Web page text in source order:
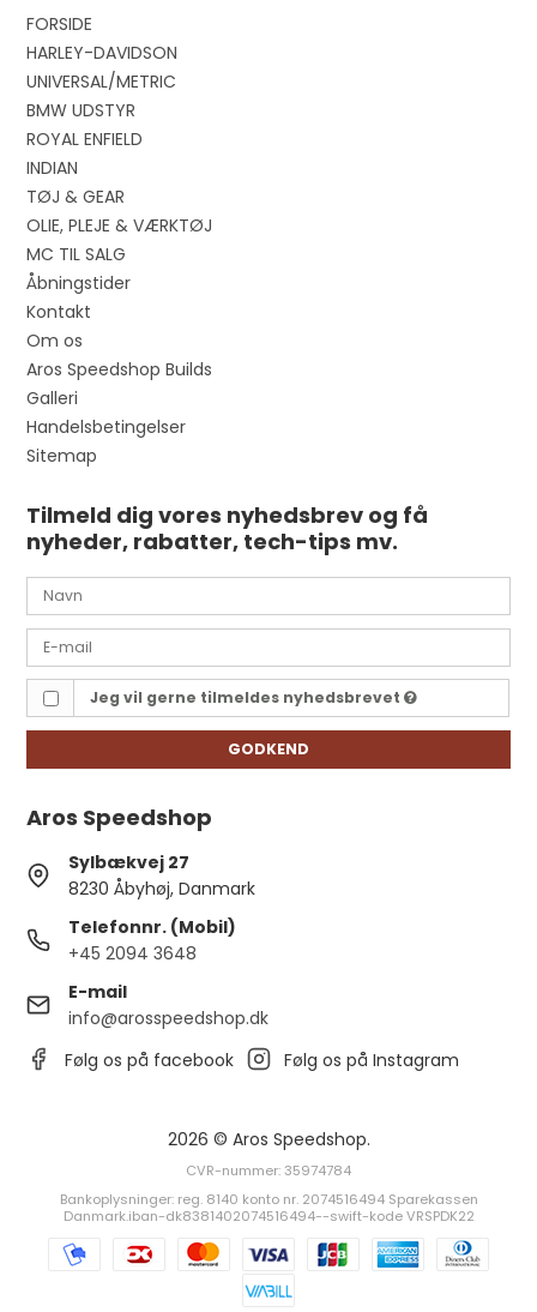
FORSIDE
HARLEY-DAVIDSON
UNIVERSAL/METRIC
BMW UDSTYR
ROYAL ENFIELD
INDIAN
TØJ & GEAR
OLIE, PLEJE & VÆRKTØJ
MC TIL SALG
Åbningstider
Kontakt
Om os
Aros Speedshop Builds
Galleri
Handelsbetingelser
Sitemap
Tilmeld dig vores nyhedsbrev og få
nyheder, rabatter, tech-tips mv.
Jeg vil gerne tilmeldes nyhedsbrevet
GODKEND
Aros Speedshop
Sylbækvej 27
8230 Åbyhøj, Danmark
Telefonnr. (Mobil)
+45 2094 3648
E-mail
info@arosspeedshop.dk
Følg os på facebook
Følg os på Instagram
2026 © Aros Speedshop.
CVR-nummer: 35974784
Bankoplysninger: reg. 8140 konto nr. 2074516494 Sparekassen
Danmark.iban-dk8381402074516494--swift-kode VRSPDK22